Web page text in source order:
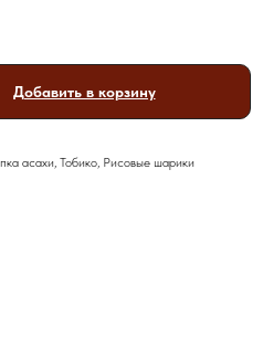
Добавить в корзину
асахи, Тобико, Рисовые шарики